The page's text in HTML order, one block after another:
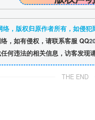
，版权归原作者所有，如侵犯
，如有侵权，请联系客服 QQ
何违法的相关信息，访客发现
THE END